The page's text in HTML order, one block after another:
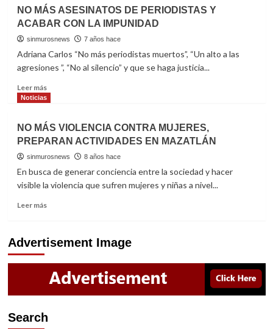
EXIGEN
CONDICIONES
DE
SEGURIDAD
PARA
DE
NO MÁS ASESINATOS DE PERIODISTAS Y
ACABAR CON LA IMPUNIDAD
sinmurosnews 7 años hace
Adriana Carlos “No más periodistas muertos”, “Un alto a las
agresiones ”, “No al silencio” y que se haga justicia...
Leer másRead
more
NO
MÁS
ASESINATOS
DE
PERIODISTAS
ACABAR
Noticias
NO MÁS VIOLENCIA CONTRA MUJERES,
PREPARAN ACTIVIDADES EN MAZATLÁN
sinmurosnews 8 años hace
En busca de generar conciencia entre la sociedad y hacer
visible la violencia que sufren mujeres y niñas a nivel...
Leer másRead
NO
MÁS
VIOLENCIA
CONTRA
MUJERES,
PREPARAN
EN
Advertisement Image
Search